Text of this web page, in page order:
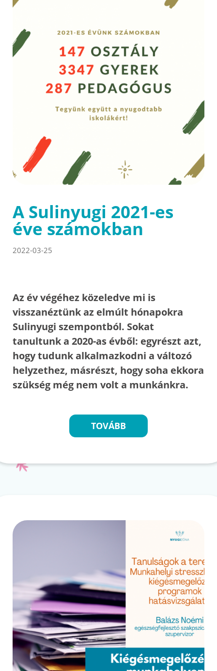
A Sulinyugi 2021-es
éve számokban
2022-03-25
Az év végéhez közeledve mi is
visszanéztünk az elmúlt hónapokra
Sulinyugi szempontból. Sokat
tanultunk a 2020-as évből: egyrészt azt,
hogy tudunk alkalmazkodni a változó
helyzethez, másrészt, hogy soha ekkora
szükség még nem volt a munkánkra.
TOVÁBB